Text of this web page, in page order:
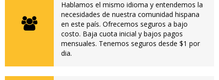
Hablamos el mismo idioma y entendemos la
necesidades de nuestra comunidad hispana
en este país. Ofrecemos seguros a bajo
costo. Baja cuota inicial y bajos pagos
mensuales. Tenemos seguros desde $1 por
dia.